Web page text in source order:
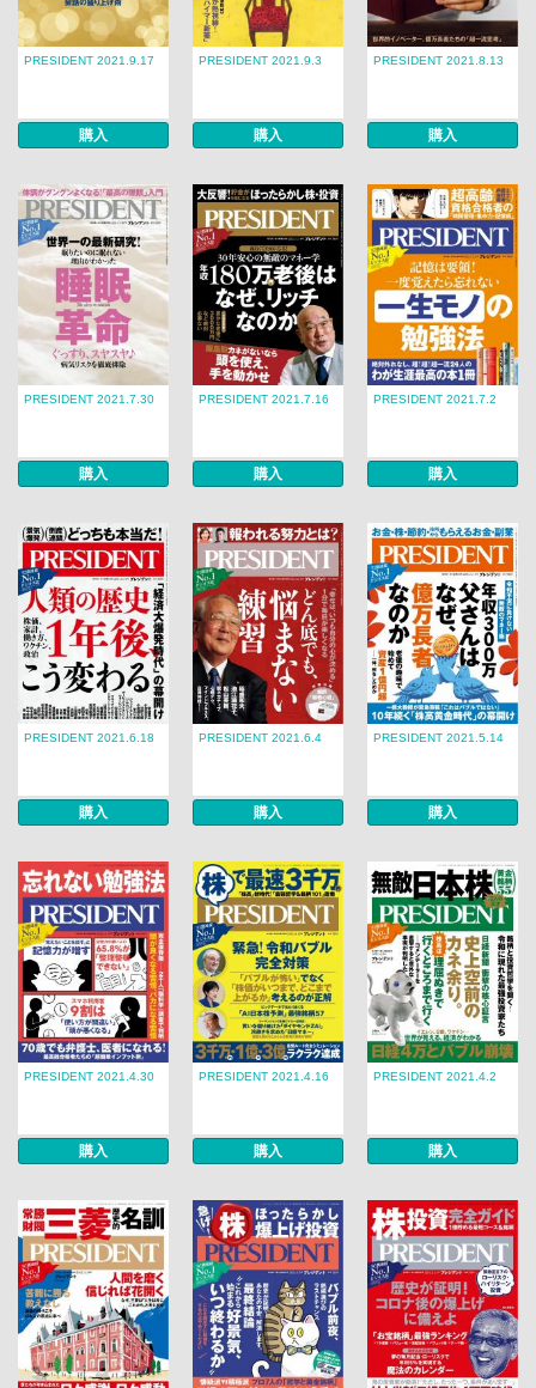
PRESIDENT 2021.9.17
購入
PRESIDENT 2021.9.3
購入
PRESIDENT 2021.8.13
購入
PRESIDENT 2021.7.30
購入
PRESIDENT 2021.7.16
購入
PRESIDENT 2021.7.2
購入
PRESIDENT 2021.6.18
購入
PRESIDENT 2021.6.4
購入
PRESIDENT 2021.5.14
購入
PRESIDENT 2021.4.30
購入
PRESIDENT 2021.4.16
購入
PRESIDENT 2021.4.2
購入